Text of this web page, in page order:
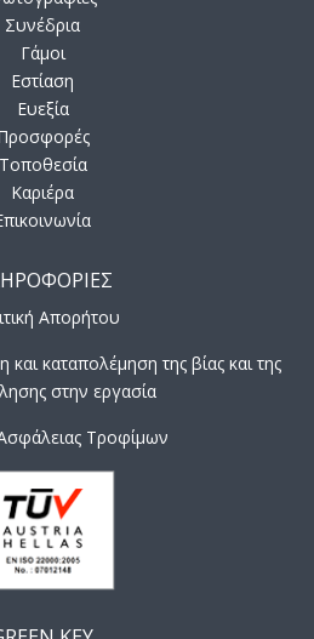
Συνέδρια
Γάμοι
Εστίαση
Ευεξία
Τοποθεσία
Καριέρα
Απορήτου
και καταπολέμηση της βίας και της
στην εργασία
Τροφίμων